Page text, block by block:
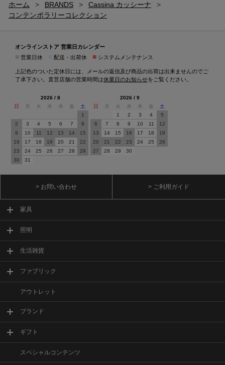
ホーム > BRANDS > Cassina カッシーナ
>
コンテンポラリーコレクション
オンラインストア 営業日カレンダー
営業日休 配送・出荷休 ■ システムメンテナンス
上記色のついた定休日には、メールの返信及び商品の出荷は出来ませんのでご
了承下さい。直営店舗の営業時間は休業日のお知らせをご覧ください。
2026 / 8
日
月 火 水 木 金
土
1
2
3 4 5 6 7
8
9
10 11 12 13 14
15
16
17 18 19 20 21
22
23
24 25 26 27 28
29
30
31
2026 / 9
日
月 火 水 木 金
土
1
2 3 4
5
6
7 8 9 10 11
12
13
14 15 16 17 18
19
20
21 22 23 24 25
26
27
28 29 30
> お問い合わせ > ご利用ガイド
家具
照明
生活雑貨
ファブリック
アウトレット
ブランド
ギフト
スペシャルコンテンツ